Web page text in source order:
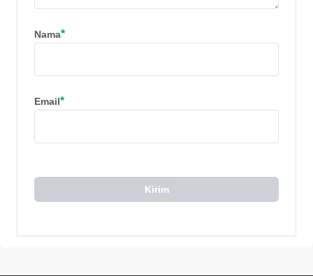
Nama*
Email*
Kirim